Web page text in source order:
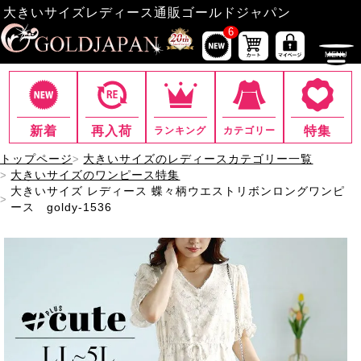
大きいサイズレディース通販ゴールドジャパン
6
新着 再入荷 ランキング カテゴリー 特集
トップページ
大きいサイズのレディースカテゴリー一覧
大きいサイズのワンピース特集
大きいサイズ レディース 蝶々柄ウエストリボンロングワンピ
ース goldy-1536